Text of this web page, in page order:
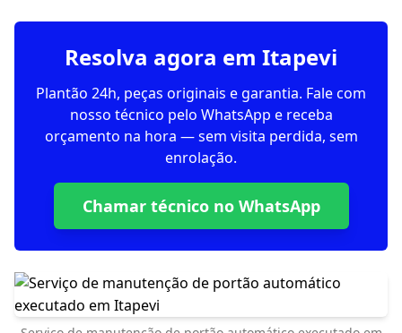
Resolva agora em Itapevi
Plantão 24h, peças originais e garantia. Fale com
nosso técnico pelo WhatsApp e receba
orçamento na hora — sem visita perdida, sem
enrolação.
Chamar técnico no WhatsApp